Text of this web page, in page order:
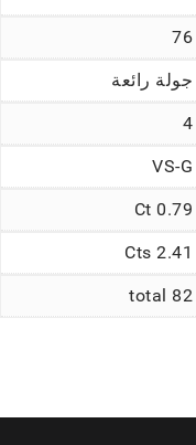
76
جولة رائعة
4
VS-G
0.79 Ct
2.41 Cts
82 total